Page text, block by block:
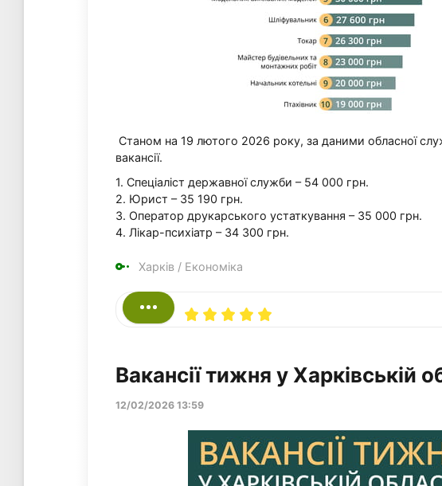
Станом на 19 лютого 2026 року, за даними обласної
вакансії.
1. Спеціаліст державної служби – 54 000 грн.
2. Юрист – 35 190 грн.
3. Оператор друкарського устаткування – 35 000 грн.
4. Лікар-психіатр – 34 300 грн.
Харків / Економіка
Вакансії тижня у Харківській
12/02/2026 13:59